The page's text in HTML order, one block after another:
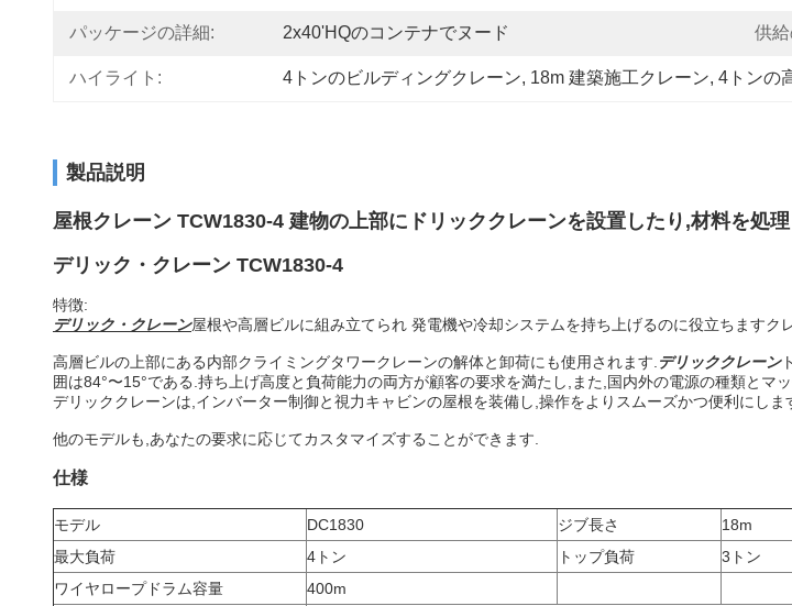
パッケージの詳細: 2x40'HQのコンテナでヌード 供
ハイライト: 4トンのビルディングクレーン, 18m 建築施工クレーン, 4トンの
製品説明
屋根クレーン TCW1830-4 建物の上部にドリッククレーンを設置したり,材料を処
デリック・クレーン TCW1830-4
特徴:
デリック・クレーン屋根や高層ビルに組み立てられ 発電機や冷却システムを持ち上げるのに役立ちます
高層ビルの上部にある内部クライミングタワークレーンの解体と卸荷にも使用されます. デリッククレーン
囲は84°〜15°である.持ち上げ高度と負荷能力の両方が顧客の要求を満たし,また,国内外の電源の種類とマ
デリッククレーンは,インバーター制御と視力キャビンの屋根を装備し,操作をよりスムーズかつ便利にしま
他のモデルも,あなたの要求に応じてカスタマイズすることができます.
仕様
モデル DC1830 ジブ長さ
18m
最大負荷
4トン トップ負荷
3トン
ワイヤロープドラム容量
400m